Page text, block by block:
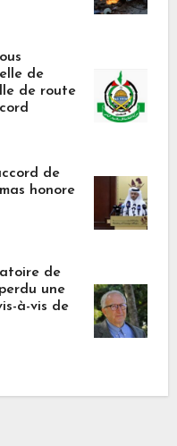
de
de route
de
honore
de
une
à-vis de